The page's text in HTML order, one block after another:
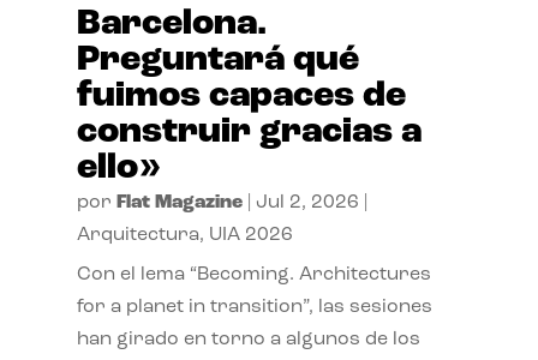
Barcelona.
Preguntará qué
fuimos capaces de
construir gracias a
ello»
por Flat Magazine| Jul 2, 2026
Arquitectura, UIA 2026
Con el lema “Becoming. Architectures
for a planet in transition”, las sesiones
han girado en torno a algunos de los